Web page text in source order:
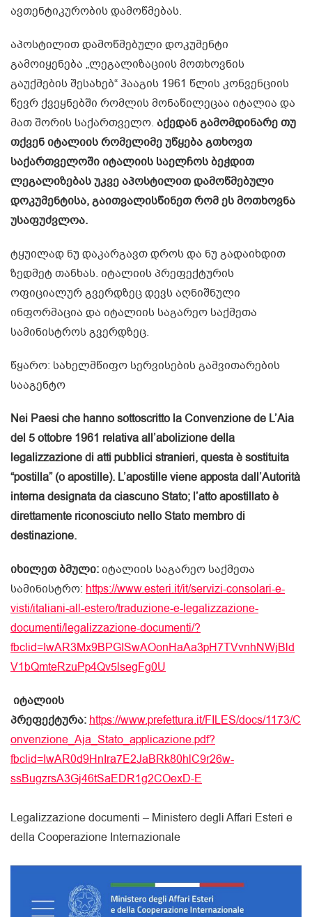
ავთენტიკურობის დამოწმებას.
აპოსტილით დამოწმებული დოკუმენტი
გამოიყენება „ლეგალიზაციის მოთხოვნის
გაუქმების შესახებ“ ჰააგის 1961 წლის კონვენციის
წევრ ქვეყნებში რომლის მონაწილეცაა იტალია და
მათ შორის საქართველო. აქედან გამომდინარე თუ
თქვენ იტალიის რომელიმე უწყება გთხოვთ
საქართველოში იტალიის საელჩოს ბეჭდით
ლეგალიზებას უკვე აპოსტილით დამოწმებული
დოკუმენტისა, გაითვალისწინეთ რომ ეს მოთხოვნა
უსაფუძვლოა.
ტყუილად ნუ დაკარგავთ დროს და ნუ გადაიხდით
ზედმეტ თანხას. იტალიის პრეფექტურის
ოფიციალურ გვერდზეც დევს აღნიშნული
ინფორმაცია და იტალიის საგარეო საქმეთა
სამინისტროს გვერდზეც.
წყარო: სახელმწიფო სერვისების გამვითარების
სააგენტო
Nei Paesi che hanno sottoscritto la Convenzione de L’Aia
del 5 ottobre 1961 relativa all’abolizione della
legalizzazione di atti pubblici stranieri, questa è sostituita
“postilla” (o apostille). L’apostille viene apposta dall’Autorità
interna designata da ciascuno Stato; l’atto apostillato è
direttamente riconosciuto nello Stato membro di
destinazione.
იხილეთ ბმული:იტალიის საგარეო საქმეთა
სამინისტრო: https://www.esteri.it/it/servizi-consolari-e-
visti/italiani-all-estero/traduzione-e-legalizzazione-
documenti/legalizzazione-documenti/?
fbclid=IwAR3Mx9BPGISwAOonHaAa3pH7TVvnhNWjBld
V1bQmteRzuPp4Qv5lsegFg0U
იტალიის
პრეფექტურა: https://www.prefettura.it/FILES/docs/1173/C
onvenzione_Aja_Stato_applicazione.pdf?
fbclid=IwAR0d9HnIra7E2JaBRk80hlC9r26w-
ssBugzrsA3Gj46tSaEDR1g2COexD-E
Legalizzazione documenti – Ministero degli Affari Esteri e
della Cooperazione Internazionale